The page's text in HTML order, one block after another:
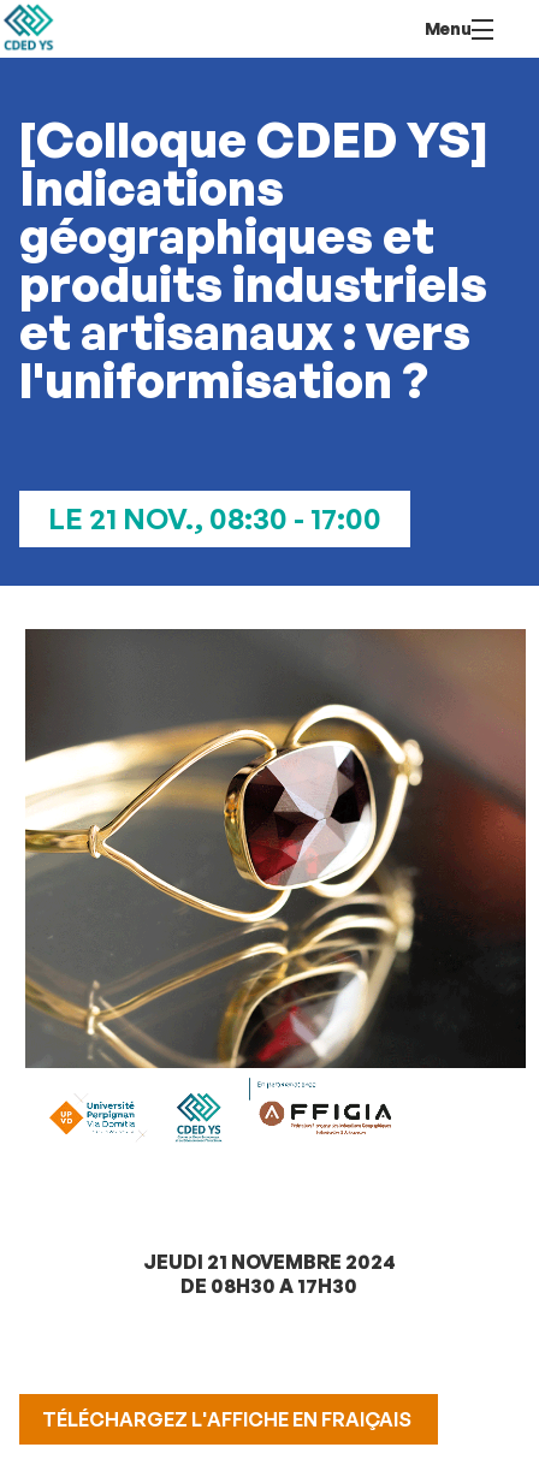
contenu
Menu
[Colloque CDED YS]
Indications
géographiques et
produits industriels
et artisanaux : vers
l'uniformisation ?
LE 21 NOV., 08:30 - 17:00
JEUDI 21 NOVEMBRE 2024
DE 08H30 A 17H30
TÉLÉCHARGEZ L'AFFICHE EN FRAIÇAIS